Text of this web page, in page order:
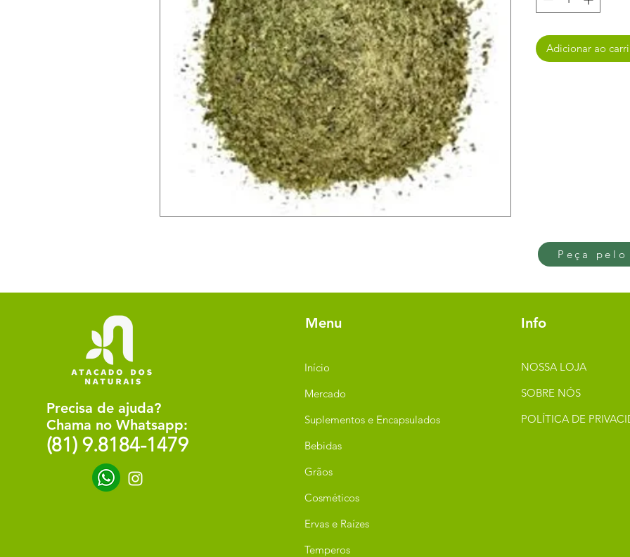
Adicionar ao
Peça
Precisa de ajuda?
Chama no Whatsapp:
(81) 9.8184-1479
Menu
Início
Mercado
Suplementos e Encapsulados
Bebidas
Grãos
Cosméticos
Ervas e Raízes
Temperos
Info
NOSSA LOJA
SOBRE NÓS
POLÍTICA DE